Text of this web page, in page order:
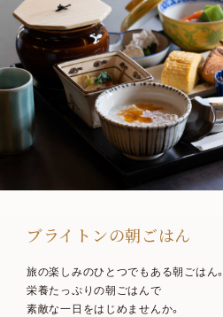
ブライトンの朝ごはん
旅の楽しみのひとつでもある朝ごはん。
栄養たっぷりの朝ごはんで
素敵な一日をはじめませんか。